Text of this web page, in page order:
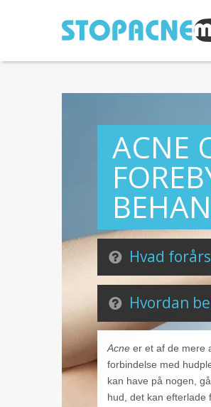
ACNE
Hvad
Hvordan
Acne er et af de mere
forbindelse med
kan have på nogen,
hud, det kan